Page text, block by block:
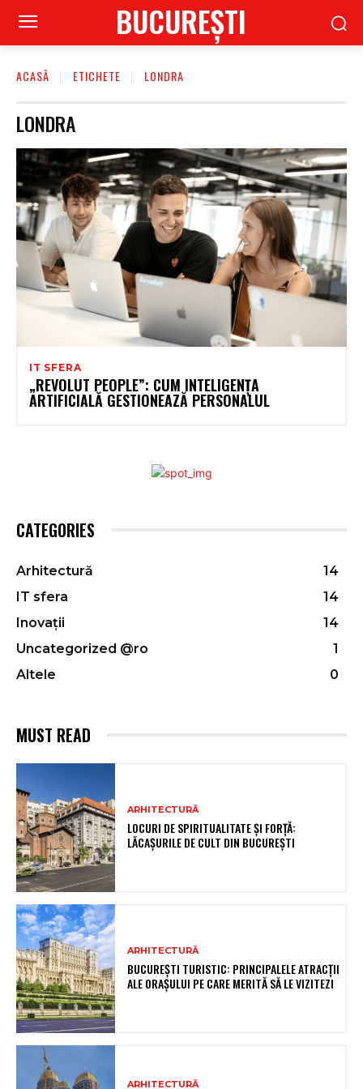
BUCUREŞTI
ACASĂ ETICHETE LONDRA
LONDRA
IT SFERA
„REVOLUT PEOPLE”: CUM INTELIGENȚA
ARTIFICIALĂ GESTIONEAZĂ PERSONALUL
CATEGORIES
Arhitectură
14
IT sfera
14
Inovații
14
Uncategorized @ro
1
Altele
0
MUST READ
ARHITECTURĂ
LOCURI DE SPIRITUALITATE ȘI FORȚĂ:
LĂCAȘURILE DE CULT DIN BUCUREȘTI
ARHITECTURĂ
BUCUREȘTI TURISTIC: PRINCIPALELE ATRACȚII
ALE ORAȘULUI PE CARE MERITĂ SĂ LE VIZITEZI
ARHITECTURĂ